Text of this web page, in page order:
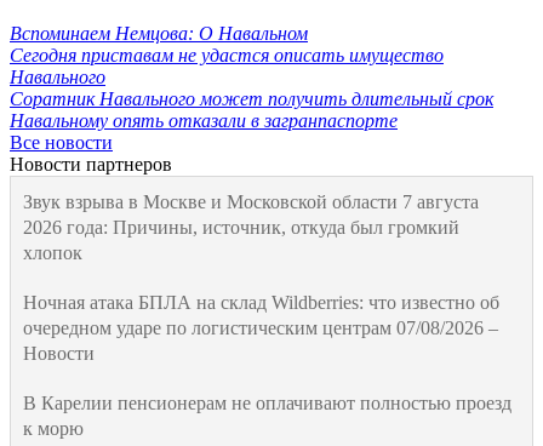
Вспоминаем Немцова: О Навальном
Сегодня приставам не удастся описать имущество
Навального
Соратник Навального может получить длительный срок
Навальному опять отказали в загранпаспорте
Все новости
Новости партнеров
Звук взрыва в Москве и Московской области 7 августа
2026 года: Причины, источник, откуда был громкий
хлопок
Ночная атака БПЛА на склад Wildberries: что известно об
очередном ударе по логистическим центрам 07/08/2026 –
Новости
В Карелии пенсионерам не оплачивают полностью проезд
к морю